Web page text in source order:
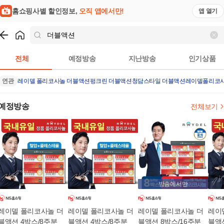
홈쇼핑사별 할인정보, 오직 앱에서만! 앱 열기
전체 예정방송 지난방송 인기상품
연관 레이델 폴리코사놀 더블액션펑크린 더블액션 청담스타일 더블액션레이델폴리코
정방송 전체보기
이델 폴리코사놀 더
액션 4박스/8주분
레이델 폴리코사놀 더
블액션 4박스/8주분
방송에서만
레이델 폴리코사놀 더
블액션 8박스/16주분
레이
블액